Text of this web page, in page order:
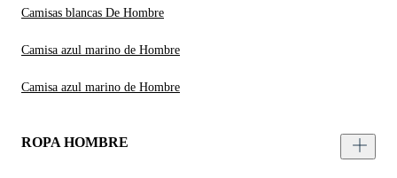
Camisas blancas De Hombre
Camisa azul marino de Hombre
Camisa azul marino de Hombre
ROPA HOMBRE